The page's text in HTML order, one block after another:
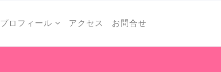
プロフィール アクセス お問合せ